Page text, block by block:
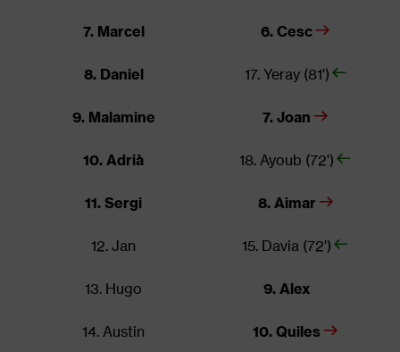
7. Marcel
8. Daniel
9. Malamine
10. Adrià
11. Sergi
12. Jan
13. Hugo
14. Austin
6. Cesc
17. Yeray (81')
7. Joan
18. Ayoub (72')
8. Aimar
15. Davia (72')
9. Alex
10. Quiles